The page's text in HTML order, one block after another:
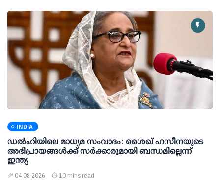
INDIA
ഡല്‍ഹിയിലെ മാധ്യമ സംവാദം: ശൈഖ് ഹസീനയുടെ
അഭിപ്രായങ്ങള്‍ക്ക് സര്‍ക്കാരുമായി ബന്ധമില്ലെന്ന്
ഇന്ത്യ
04 08 2026 10 mins read